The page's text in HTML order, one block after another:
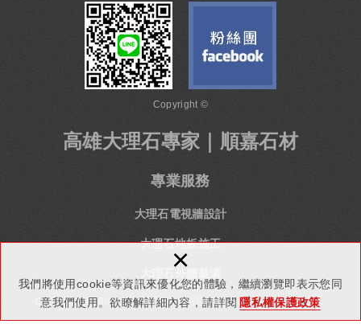
我們將使用cookie等資訊來優化您的體驗，繼續瀏覽即表示您同
意我們使用。欲瞭解詳細內容，請詳閱 隱私權保護政策
×
Copyright ©
高雄大理石專家｜順嘉石材
專業服務
大理石電視牆設計
大理石地板施工
Copyright © 2000-2024 順嘉石材有限公司 All Rights Reserved.